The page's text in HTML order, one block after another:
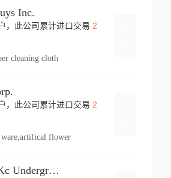
Inc.
，此公司累计进口交易 2
cleaning cloth
，此公司累计进口交易 2
ware,artifical flower
Knapheide Kc Underground